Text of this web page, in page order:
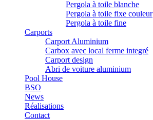
Pergola à toile blanche
Pergola à toile fixe couleur
Pergola à toile fine
Carports
Carport Aluminium
Carbox avec local ferme integré
Carport design
Abri de voiture aluminium
Pool House
BSO
News
Réalisations
Contact